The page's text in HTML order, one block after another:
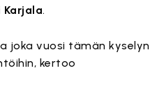
Karjala.
joka vuosi tämän kyselyn
kertoo